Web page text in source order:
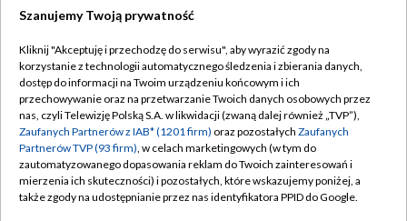
TVP
Abonament TVP
Emisja w TVP
Centrum informacji TVP
Naziemna Telewizja Cyfrowa
Regulamin TVP
Polityka prywatności
Moje zgody
Pomoc
Szanujemy Twoją prywatność
Kliknij "Akceptuję i przechodzę do serwisu", aby wyrazić zgody na
korzystanie z technologii automatycznego śledzenia i zbierania danych,
dostęp do informacji na Twoim urządzeniu końcowym i ich
przechowywanie oraz na przetwarzanie Twoich danych osobowych przez
nas, czyli Telewizję Polską S.A. w likwidacji (zwaną dalej również „TVP”),
Zaufanych Partnerów z IAB* (1201 firm) oraz pozostałych Zaufanych
Partnerów TVP (93 firm), w celach marketingowych (w tym do
zautomatyzowanego dopasowania reklam do Twoich zainteresowań i
mierzenia ich skuteczności) i pozostałych, które wskazujemy poniżej, a
także zgody na udostępnianie przez nas identyfikatora PPID do Google.